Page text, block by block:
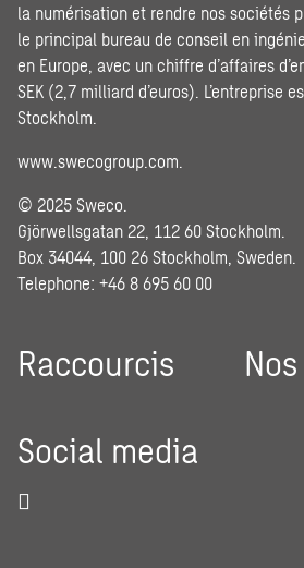
la numérisation et rendre nos sociétés
le principal bureau de conseil en
en Europe, avec un chiffre d’affaires
SEK (2,7 milliard d’euros). L’entreprise
Stockholm.
www.swecogroup.com
© 2025 Sweco.
Gjörwellsgatan 22, 112 60 Stockholm.
Box 34044, 100 26 Stockholm, Sweden.
Telephone: +46 8 695 60 00
Raccourcis
Social media